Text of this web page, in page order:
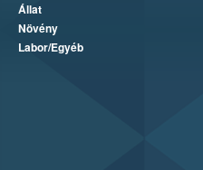
Állat
Növény
Labor/Egyéb